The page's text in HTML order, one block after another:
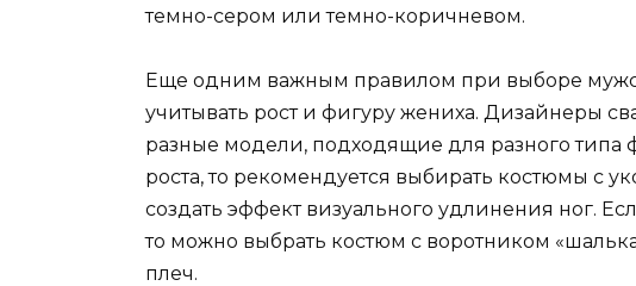
темно-сером или темно-коричневом.
Еще одним важным правилом при выборе
учитывать рост и фигуру жениха. Дизайнеры
разные модели, подходящие для разного типа
роста, то рекомендуется выбирать костюмы с
создать эффект визуального удлинения ног.
то можно выбрать костюм с воротником
плеч.